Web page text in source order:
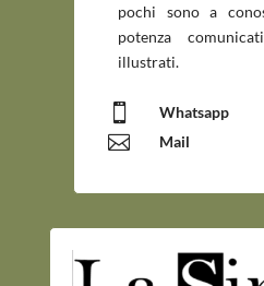
pochi sono a
potenza
illustrati.
 Whatsapp
 Mail